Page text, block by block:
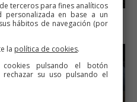
Masa carmelitas en
mambo
terceros para fines analíticos
en base a un
hábitos de navegación (por
la política de cookies.
pulsando el botón
su uso pulsando el